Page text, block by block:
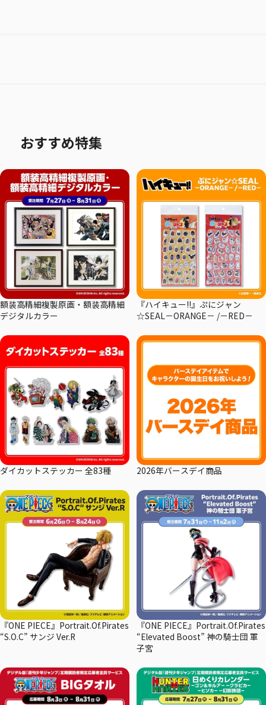
おすすめ特集
額装高精細複製原画・額装高精細
デジタルカラー
『ハイキュー!!』ぷにジャン
☆SEAL－ORANGE－ /－RED－
ダイカットステッカー 全83種 2026年バースデイ商品
『ONE PIECE』Portrait.Of.Pirates
“S.O.C” サンジ Ver.R
『ONE PIECE』Portrait.Of.Pirates
“Elevated Boost” 神の騎士団 軍
子宮